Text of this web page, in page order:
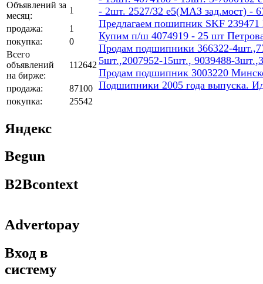
Объявлений за
месяц:
1
продажа:
1
покупка:
0
Всего
объявлений
на бирже:
112642
продажа:
87100
покупка:
25542
Яндекс
Begun
B2Bcontext
Advertopay
Вход в
систему
- 2шт. 2527/32 е5(МАЗ зад.мост) -
Предлагаем пошипник SKF 239471
Купим п/ш 4074919 - 25 шт
Продам подшипники 366322-
5шт.,2007952-15шт., 9039488-
Продам подшипник 3003220
Подшипники 2005 года выпуска.